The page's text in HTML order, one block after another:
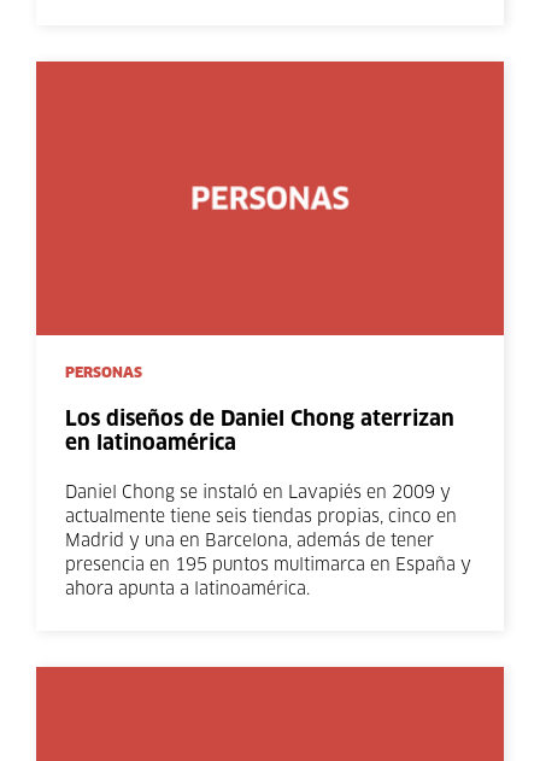
PERSONAS
Los diseños de Daniel Chong aterrizan
en latinoamérica
Daniel Chong se instaló en Lavapiés en 2009 y
actualmente tiene seis tiendas propias, cinco en
Madrid y una en Barcelona, además de tener
presencia en 195 puntos multimarca en España y
ahora apunta a latinoamérica.